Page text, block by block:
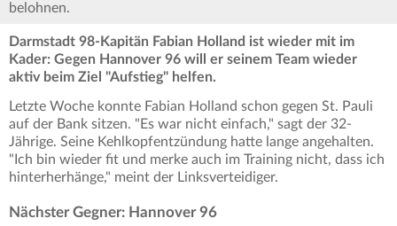
belohnen.
Darmstadt 98-Kapitän Fabian Holland ist wieder mit im
Kader: Gegen Hannover 96 will er seinem Team wieder
aktiv beim Ziel "Aufstieg" helfen.
Letzte Woche konnte Fabian Holland schon gegen St. Pauli
auf der Bank sitzen. "Es war nicht einfach," sagt der 32-
Jährige. Seine Kehlkopfentzündung hatte lange angehalten.
"Ich bin wieder fit und merke auch im Training nicht, dass ich
hinterherhänge," meint der Linksverteidiger.
Nächster Gegner: Hannover 96